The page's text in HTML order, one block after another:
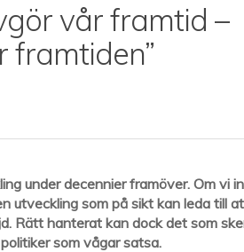
vår framtid –
framtiden”
under decennier framöver. Om vi
utveckling som på sikt kan leda till
Rätt hanterat kan dock det som
som vågar satsa.